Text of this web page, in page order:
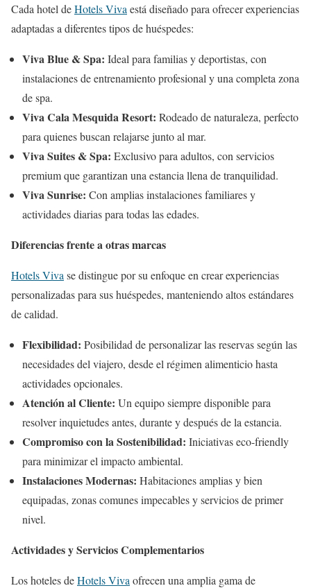
Cada hotel deHotels Viva está diseñado para ofrecer experiencias
adaptadas a diferentes tipos de huéspedes:
Viva Blue & Spa: Ideal para familias y deportistas, con
instalaciones de entrenamiento profesional y una completa zona
de spa.
Viva Cala Mesquida Resort: Rodeado de naturaleza, perfecto
para quienes buscan relajarse junto al mar.
Viva Suites & Spa: Exclusivo para adultos, con servicios
premium que garantizan una estancia llena de tranquilidad.
Viva Sunrise: Con amplias instalaciones familiares y
actividades diarias para todas las edades.
Diferencias frente a otras marcas
Hotels Viva se distingue por su enfoque en crear experiencias
personalizadas para sus huéspedes, manteniendo altos estándares
de calidad.
Flexibilidad: Posibilidad de personalizar las reservas según las
necesidades del viajero, desde el régimen alimenticio hasta
actividades opcionales.
Atención al Cliente: Un equipo siempre disponible para
resolver inquietudes antes, durante y después de la estancia.
Compromiso con la Sostenibilidad: Iniciativas eco-friendly
para minimizar el impacto ambiental.
Instalaciones Modernas: Habitaciones amplias y bien
equipadas, zonas comunes impecables y servicios de primer
nivel.
Actividades y Servicios Complementarios
Los hoteles deHotels Viva ofrecen una amplia gama de